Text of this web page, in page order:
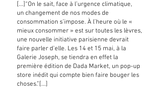
[...]“On le sait, face à l’urgence climatique,
un changement de nos modes de
consommation s’impose. À l’heure où le «
mieux consommer » est surtoutes les lèvres,
une nouvelle initiative parisienne devrait
faire parler d’elle. Les 14 et 15 mai, à la
Galerie Joseph, se tiendra en effet la
première édition de Dada Market, un pop-up
store inédit qui compte bien faire bouger les
choses.”[...]